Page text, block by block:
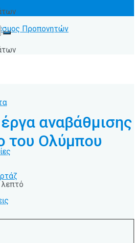
Προπονητών
αναβάθμισης
του Ολύμπου